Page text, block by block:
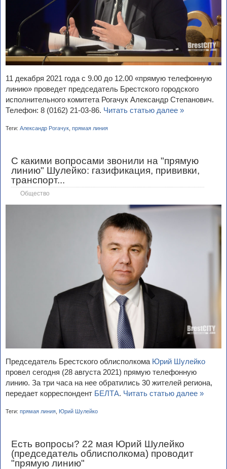
11 декабря 2021 года с 9.00 до 12.00 «прямую телефонную
линию» проведет председатель Брестского городского
исполнительного комитета Рогачук Александр Степанович.
Телефон: 8 (0162) 21-03-86. Читать статью далее »
Теги: Александр Рогачук прямая линия
С какими вопросами звонили на "прямую
линию" Шулейко: газификация, прививки,
транспорт...
Общество
Председатель Брестского облисполкома Юрий Шулейко
провел сегодня (28 августа 2021) прямую телефонную
линию. За три часа на нее обратились 30 жителей региона,
передает корреспондент БЕЛТА. Читать статью далее »
Теги: прямая линия Юрий Шулейко
Есть вопросы? 22 мая Юрий Шулейко
(председатель облисполкома) проводит
"прямую линию"